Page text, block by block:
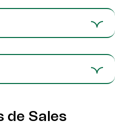
de Sales